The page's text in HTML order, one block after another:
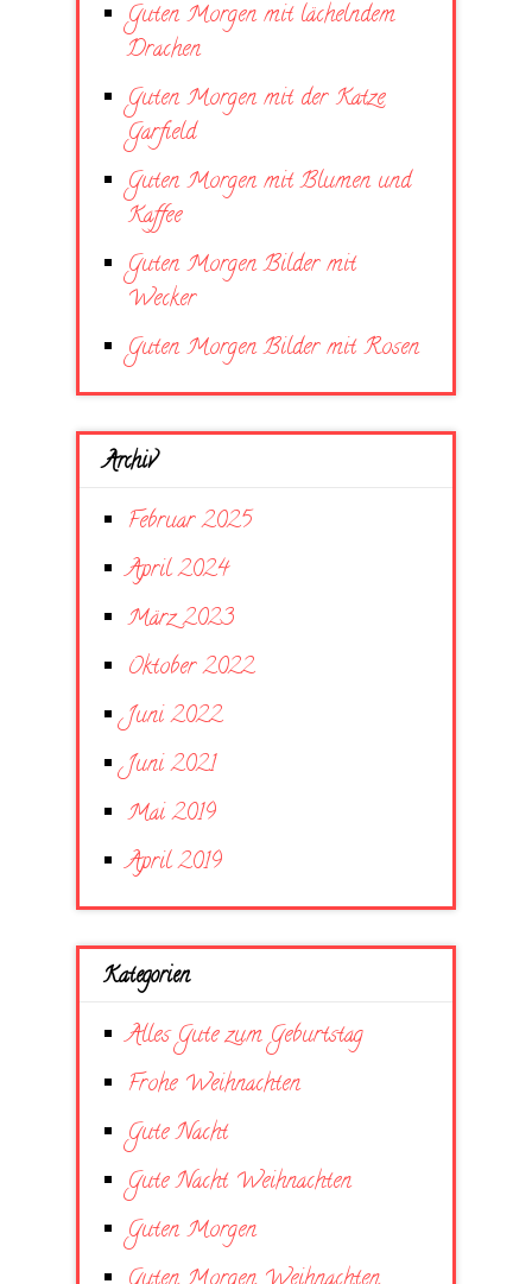
Guten Morgen mit lächelndem
Drachen
Guten Morgen mit der Katze
Garfield
Guten Morgen mit Blumen und
Kaffee
Guten Morgen Bilder mit
Wecker
Guten Morgen Bilder mit Rosen
Archiv
Februar 2025
April 2024
März 2023
Oktober 2022
Juni 2022
Juni 2021
Mai 2019
April 2019
Kategorien
Alles Gute zum Geburtstag
Frohe Weihnachten
Gute Nacht
Gute Nacht Weihnachten
Guten Morgen